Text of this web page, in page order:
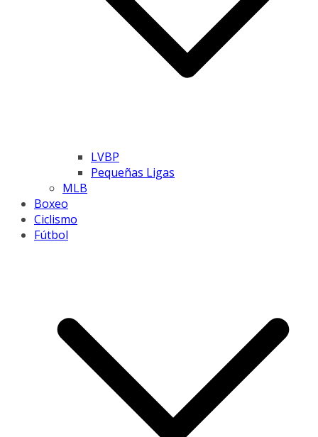
LVBP
Pequeñas Ligas
MLB
Boxeo
Ciclismo
Fútbol